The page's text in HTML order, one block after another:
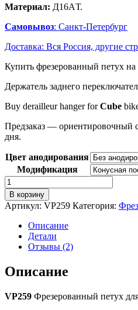
Материал: Д16AТ.
Самовывоз: Санкт-Петербург
Доставка: Вся Россия, другие
Купить фрезерованный петух на
Держатель заднего
Buy derailleur hanger forCube
Предзаказ — ориентировочный
дня.
Цвет анодирования
Модификация
Количество
товара
VP259
Фрезерованный
петух
велосипедов
(as
Pilo
В корзину
Артикул: VP259 Категория:
Описание
Детали
Отзывы (2)
Описание
VP259 Фрезерованный петух